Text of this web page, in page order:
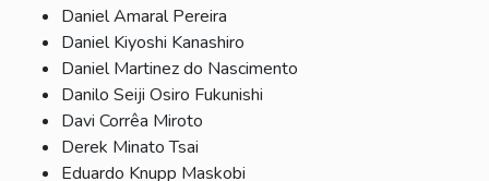
Daniel Amaral Pereira
Daniel Kiyoshi Kanashiro
Daniel Martinez do Nascimento
Danilo Seiji Osiro Fukunishi
Davi Corrêa Miroto
Derek Minato Tsai
Eduardo Knupp Maskobi